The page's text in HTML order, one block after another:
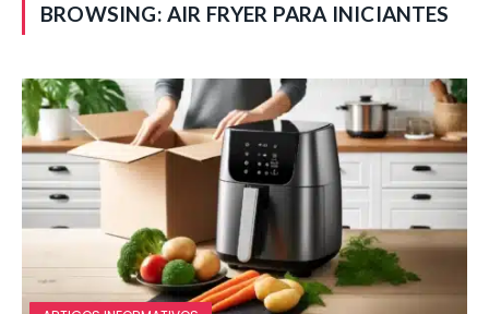
BROWSING: AIR FRYER PARA INICIANTES